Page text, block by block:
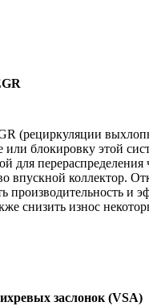
(рециркуляции
или блокировку этой
для
впускной коллектор.
производительность и
снизить износ
заслонок (VSA)